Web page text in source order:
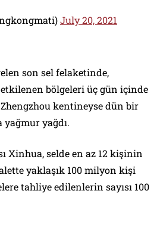
July 20, 2021
son sel felaketinde,
bölgeleri üç gün içinde
Zhengzhou kentineyse dün bir
yağmur yağdı.
Xinhua, selde en az 12 kişinin
yaklaşık 100 milyon kişi
tahliye edilenlerin sayısı 100